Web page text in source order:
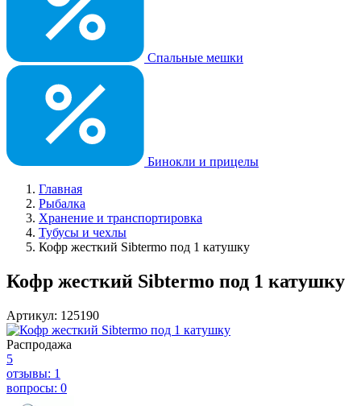
Спальные мешки
Бинокли и прицелы
Главная
Рыбалка
Хранение и транспортировка
Тубусы и чехлы
Кофр жесткий Sibtermo под 1 катушку
Кофр жесткий Sibtermo под 1 катушку
Артикул: 125190
Распродажа
5
отзывы: 1
вопросы: 0